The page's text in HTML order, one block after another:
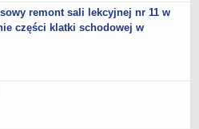
remont sali lekcyjnej nr 11 w
części klatki schodowej w